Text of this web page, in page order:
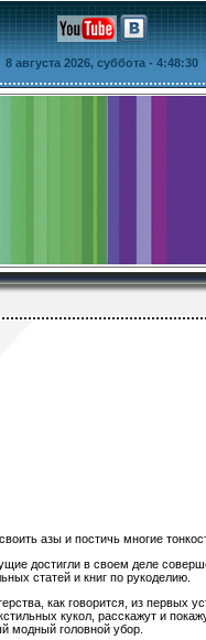
8 августа 2026, суббота - 4:48:30
азы и постичь многие
достигли в своем деле
статей и книг по рукоделию.
как говорится, из первых
кукол, расскажут и
модный головной убор.